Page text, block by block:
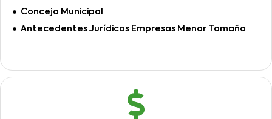
Concejo Municipal
Antecedentes Jurídicos Empresas Menor Tamaño